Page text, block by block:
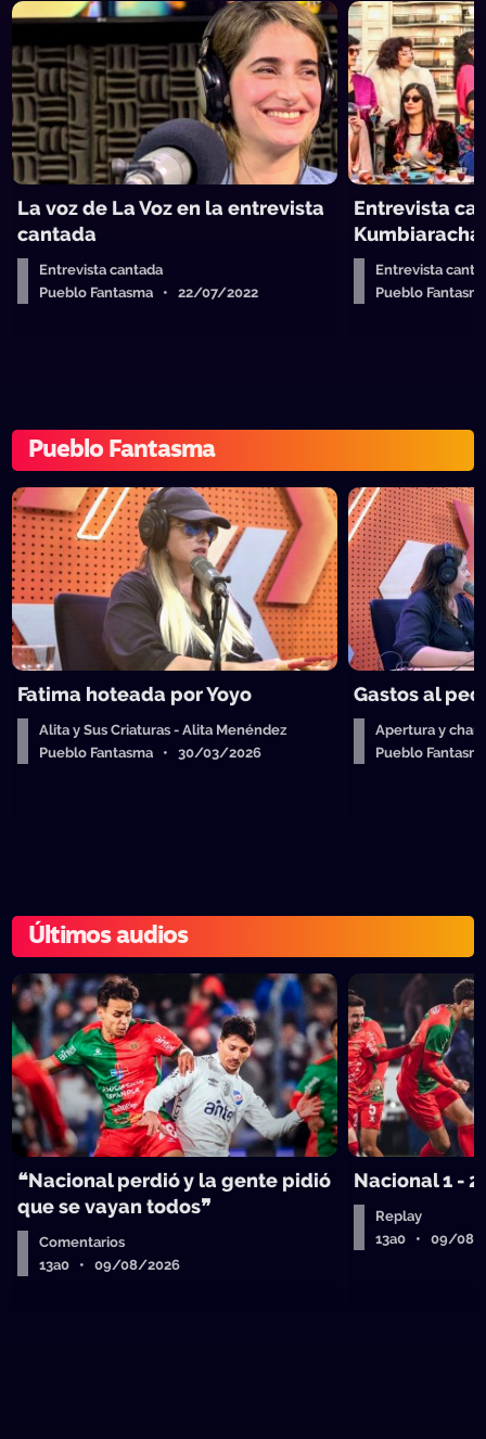
La voz de La Voz en la entrevista
cantada
Entrevista cantada
Pueblo Fantasma • 22/07/2022
Entrevista
Kumbiaracha
Entrevista
Pueblo
Pueblo Fantasma
Fatima hoteada por Yoyo
Alita y Sus Criaturas - Alita Menéndez
Pueblo Fantasma • 30/03/2026
Gastos al
Apertura y
Pueblo
Últimos audios
❝Nacional perdió y la gente pidió
que se vayan todos❞
Comentarios
13a0 • 09/08/2026
Nacional 1 -
Replay
13a0 • 09/08/